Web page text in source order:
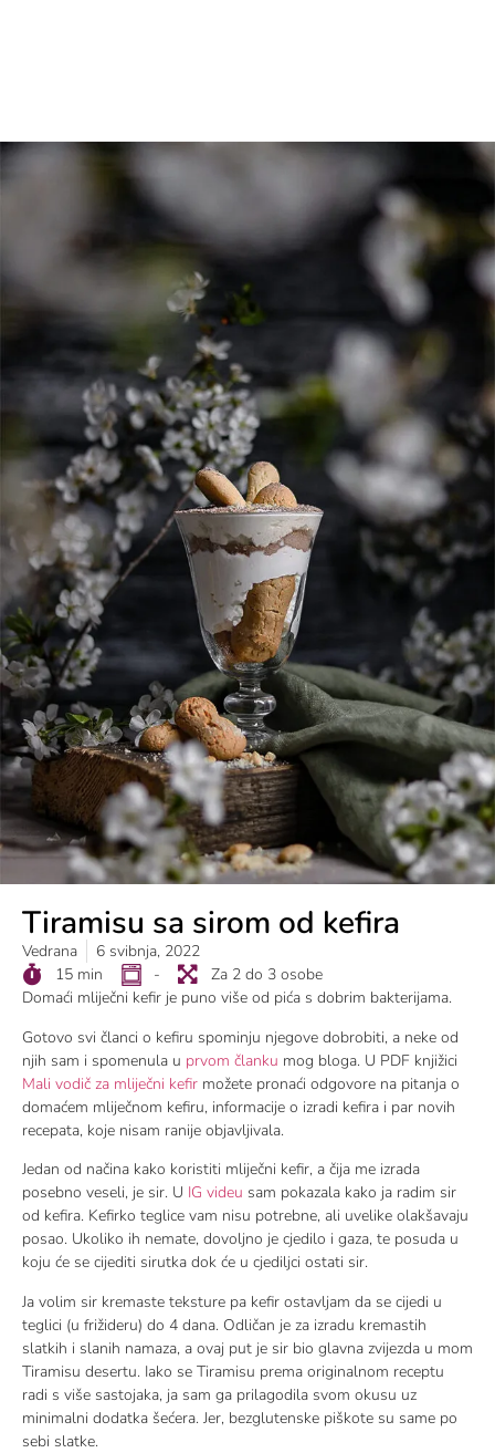
Tiramisu sa sirom od kefira
Vedrana
6 svibnja, 2022
15 min
-
Za 2 do 3 osobe
Domaći mliječni kefir je puno više od pića s dobrim bakterijama.
Gotovo svi članci o kefiru spominju njegove dobrobiti, a neke od
njih sam i spomenula u prvom članku mog bloga. U PDF knjižici
Mali vodič za mliječni kefir možete pronaći odgovore na pitanja o
domaćem mliječnom kefiru, informacije o izradi kefira i par novih
recepata, koje nisam ranije objavljivala.
Jedan od načina kako koristiti mliječni kefir, a čija me izrada
posebno veseli, je sir. U IG videu sam pokazala kako ja radim sir
od kefira. Kefirko teglice vam nisu potrebne, ali uvelike olakšavaju
posao. Ukoliko ih nemate, dovoljno je cjedilo i gaza, te posuda u
koju će se cijediti sirutka dok će u cjediljci ostati sir.
Ja volim sir kremaste teksture pa kefir ostavljam da se cijedi u
teglici (u frižideru) do 4 dana. Odličan je za izradu kremastih
slatkih i slanih namaza, a ovaj put je sir bio glavna zvijezda u mom
Tiramisu desertu. Iako se Tiramisu prema originalnom receptu
radi s više sastojaka, ja sam ga prilagodila svom okusu uz
minimalni dodatka šećera. Jer, bezglutenske piškote su same po
sebi slatke.